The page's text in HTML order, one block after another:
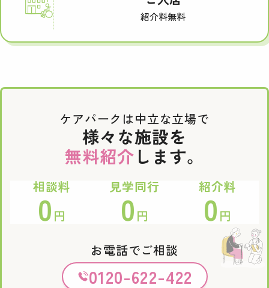
紹介料無料
ケアパークは中立な立場で
様々な施設を
無料紹介 します。
相談料
0 円
見学同行
0 円
紹介料
0 円
お電話でご相談
0120-622-422